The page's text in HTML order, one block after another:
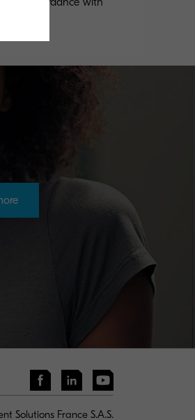
Solutions France S.A.S.